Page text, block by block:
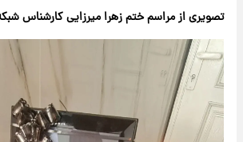
تصویری از مراسم ختم زهرا میرزایی کارشناس